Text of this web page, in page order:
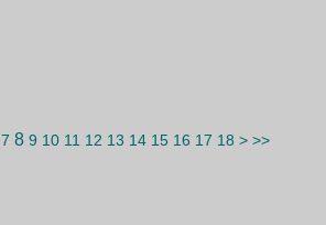
7 8 9 10 11 12 13 14 15 16 17 18 > >>